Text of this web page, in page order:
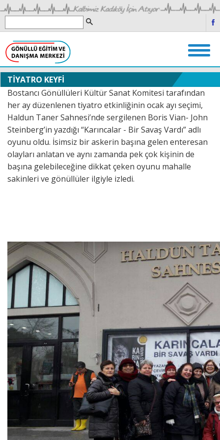
TİYATRO KEYFİ
Bostancı Gönüllüleri Kültür Sanat Komitesi tarafından
her ay düzenlenen tiyatro etkinliğinin ocak ayı seçimi,
Haldun Taner Sahnesi’nde sergilenen Boris Vian- John
Steinberg’in yazdığı “Karıncalar - Bir Savaş Vardı” adlı
oyunu oldu. İsimsiz bir askerin başına gelen enteresan
olayları anlatan ve aynı zamanda pek çok kişinin de
başına gelebileceğine dikkat çeken oyunu mahalle
sakinleri ve gönüllüler ilgiyle izledi.